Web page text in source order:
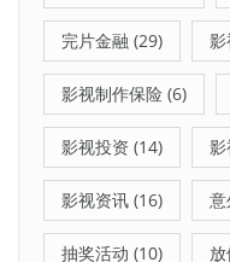
完片金融 (29)
影视制作保险 (6)
影视投资 (14)
影视资讯 (16)
抽奖活动 (10)